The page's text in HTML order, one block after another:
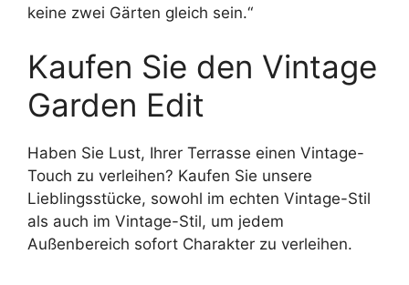
keine zwei Gärten gleich sein.“
Kaufen Sie den Vintage
Garden Edit
Haben Sie Lust, Ihrer Terrasse einen Vintage-
Touch zu verleihen? Kaufen Sie unsere
Lieblingsstücke, sowohl im echten Vintage-Stil
als auch im Vintage-Stil, um jedem
Außenbereich sofort Charakter zu verleihen.